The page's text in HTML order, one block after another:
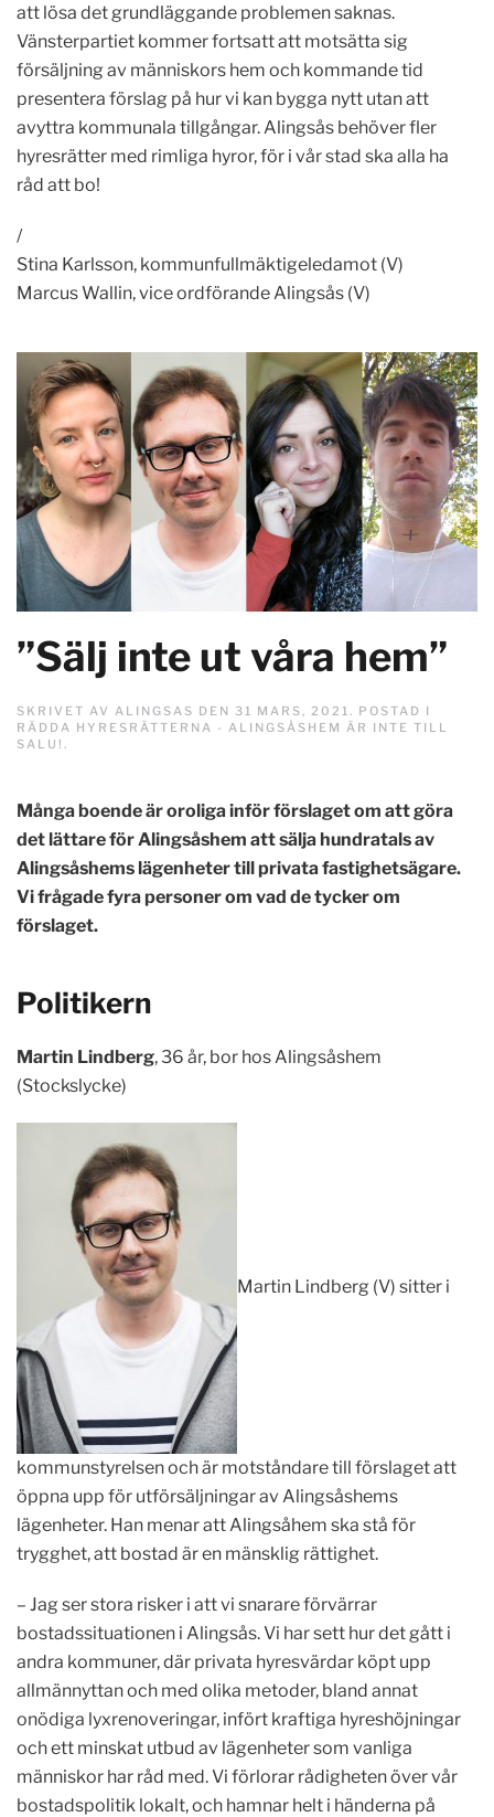
att lösa det grundläggande problemen saknas.
Vänsterpartiet kommer fortsatt att motsätta sig
försäljning av människors hem och kommande tid
presentera förslag på hur vi kan bygga nytt utan att
avyttra kommunala tillgångar. Alingsås behöver fler
hyresrätter med rimliga hyror, för i vår stad ska alla ha
råd att bo!
/
Stina Karlsson, kommunfullmäktigeledamot (V)
Marcus Wallin, vice ordförande Alingsås (V)
”Sälj inte ut våra hem”
SKRIVET AV ALINGSAS DEN 31 MARS, 2021 . POSTAD I
RÄDDA HYRESRÄTTERNA - ALINGSÅSHEM ÄR INTE TILL
SALU! .
Många boende är oroliga inför förslaget om att göra
det lättare för Alingsåshem att sälja hundratals av
Alingsåshems lägenheter till privata fastighetsägare.
Vi frågade fyra personer om vad de tycker om
förslaget.
Politikern
Martin Lindberg, 36 år, bor hos Alingsåshem
(Stockslycke)
Martin Lindberg (V) sitter i
kommunstyrelsen och är motståndare till förslaget att
öppna upp för utförsäljningar av Alingsåshems
lägenheter. Han menar att Alingsåhem ska stå för
trygghet, att bostad är en mänsklig rättighet.
– Jag ser stora risker i att vi snarare förvärrar
bostadssituationen i Alingsås. Vi har sett hur det gått i
andra kommuner, där privata hyresvärdar köpt upp
allmännyttan och med olika metoder, bland annat
onödiga lyxrenoveringar, infört kraftiga hyreshöjningar
och ett minskat utbud av lägenheter som vanliga
människor har råd med. Vi förlorar rådigheten över vår
bostadspolitik lokalt, och hamnar helt i händerna på